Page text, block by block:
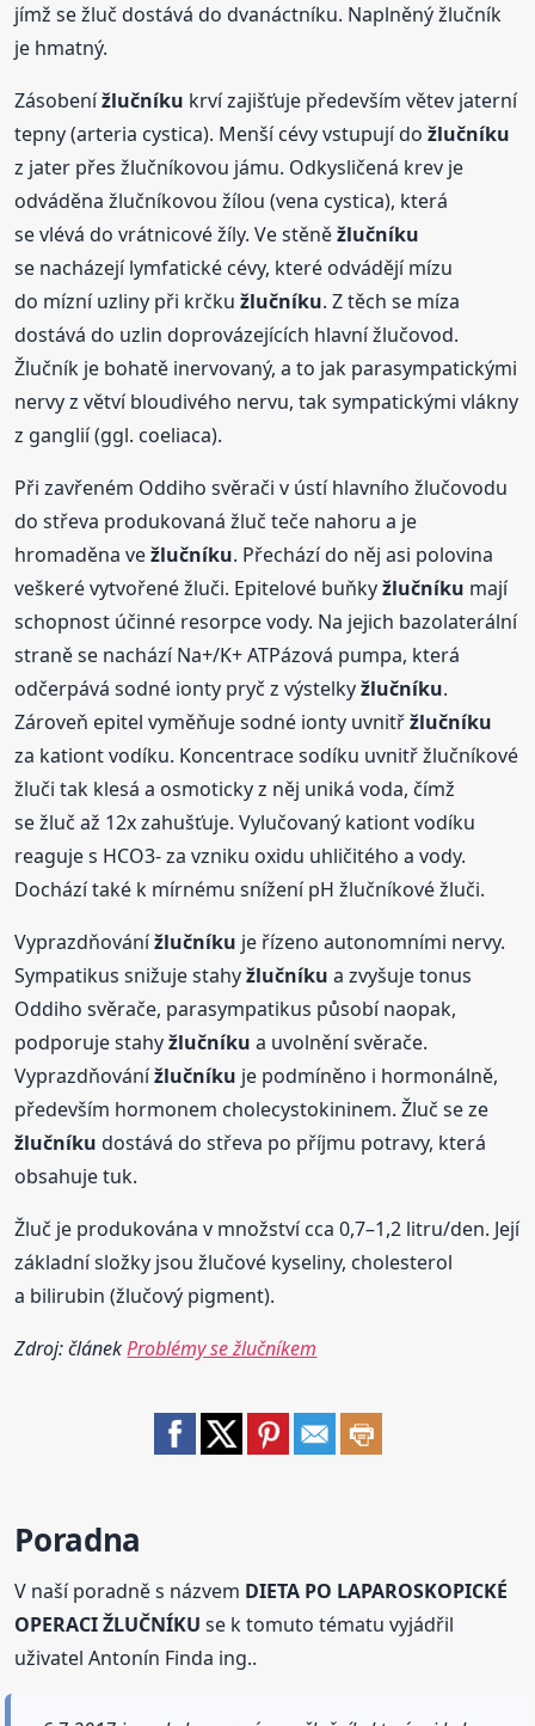
jímž se žluč dostává do dvanáctníku. Naplněný žlučník
je hmatný.
Zásobenížlučníku krví zajišťuje především větev jaterní
tepny (arteria cystica). Menší cévy vstupují dožlučníku
z jater přes žlučníkovou jámu. Odkysličená krev je
odváděna žlučníkovou žílou (vena cystica), která
se vlévá do vrátnicové žíly. Ve stěněžlučníku
se nacházejí lymfatické cévy, které odvádějí mízu
do mízní uzliny při krčkužlučníku. Z těch se míza
dostává do uzlin doprovázejících hlavní žlučovod.
Žlučník je bohatě inervovaný, a to jak parasympatickými
nervy z větví bloudivého nervu, tak sympatickými vlákny
z ganglií (ggl. coeliaca).
Při zavřeném Oddiho svěrači v ústí hlavního žlučovodu
do střeva produkovaná žluč teče nahoru a je
hromaděna vežlučníku. Přechází do něj asi polovina
veškeré vytvořené žluči. Epitelové buňkyžlučníku mají
schopnost účinné resorpce vody. Na jejich bazolaterální
straně se nachází Na+/K+ ATPázová pumpa, která
odčerpává sodné ionty pryč z výstelkyžlučníku.
Zároveň epitel vyměňuje sodné ionty uvnitřžlučníku
za kationt vodíku. Koncentrace sodíku uvnitř žlučníkové
žluči tak klesá a osmoticky z něj uniká voda, čímž
se žluč až 12x zahušťuje. Vylučovaný kationt vodíku
reaguje s HCO3- za vzniku oxidu uhličitého a vody.
Dochází také k mírnému snížení pH žlučníkové žluči.
Vyprazdňovánížlučníku je řízeno autonomními nervy.
Sympatikus snižuje stahyžlučníku a zvyšuje tonus
Oddiho svěrače, parasympatikus působí naopak,
podporuje stahyžlučníku a uvolnění svěrače.
Vyprazdňovánížlučníku je podmíněno i hormonálně,
především hormonem cholecystokininem. Žluč se ze
žlučníku dostává do střeva po příjmu potravy, která
obsahuje tuk.
Žluč je produkována v množství cca 0,7–1,2 litru/den. Její
základní složky jsou žlučové kyseliny, cholesterol
a bilirubin (žlučový pigment).
Zdroj: článekProblémy se žlučníkem
Poradna
V naší poradně s názvem DIETA PO LAPAROSKOPICKÉ
OPERACI ŽLUČNÍKU se k tomuto tématu vyjádřil
uživatel Antonín Finda ing..